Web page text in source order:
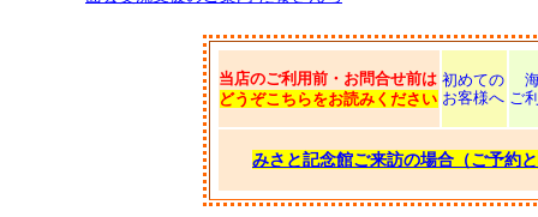
当店のご利用前・お問合せ前は
どうぞこちらをお読みください
初めての
お客様へ ご
みさと記念館ご来訪の場合（ご予約